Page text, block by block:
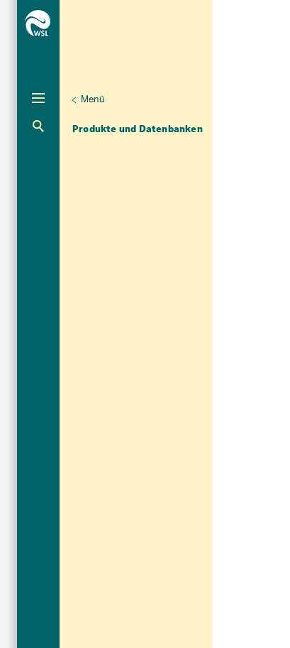
Menü
Produkte und Datenbanken
Aktuelle Navigation